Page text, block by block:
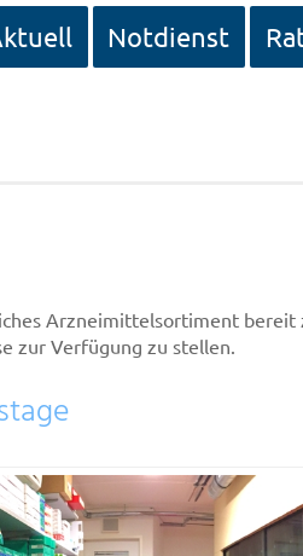
Notdienst
Arzneimittelsortiment bereit
zur Verfügung zu stellen.